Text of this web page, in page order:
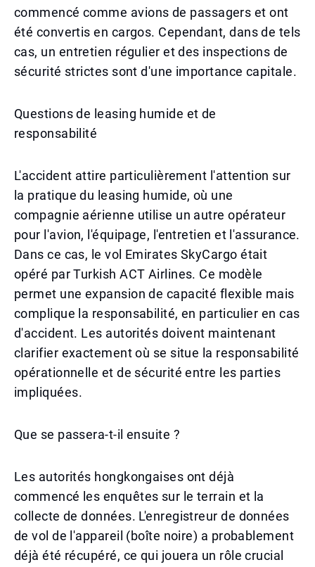
commencé comme avions de passagers et ont
été convertis en cargos. Cependant, dans de tels
cas, un entretien régulier et des inspections de
sécurité strictes sont d'une importance capitale.
Questions de leasing humide et de
responsabilité
L'accident attire particulièrement l'attention sur
la pratique du leasing humide, où une
compagnie aérienne utilise un autre opérateur
pour l'avion, l'équipage, l'entretien et l'assurance.
Dans ce cas, le vol Emirates SkyCargo était
opéré par Turkish ACT Airlines. Ce modèle
permet une expansion de capacité flexible mais
complique la responsabilité, en particulier en cas
d'accident. Les autorités doivent maintenant
clarifier exactement où se situe la responsabilité
opérationnelle et de sécurité entre les parties
impliquées.
Que se passera-t-il ensuite ?
Les autorités hongkongaises ont déjà
commencé les enquêtes sur le terrain et la
collecte de données. L'enregistreur de données
de vol de l'appareil (boîte noire) a probablement
déjà été récupéré, ce qui jouera un rôle crucial